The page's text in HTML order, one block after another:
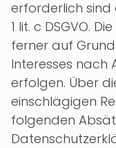
erforderlich sind
1 lit. c DSGVO.
ferner auf
Interesses nach
erfolgen. Über
einschlägigen
folgenden